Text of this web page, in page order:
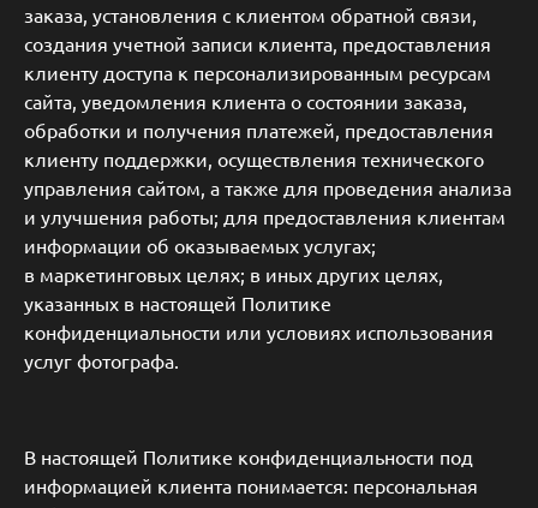
заказа, установления с клиентом обратной связи,
создания учетной записи клиента, предоставления
клиенту доступа к персонализированным ресурсам
сайта, уведомления клиента о состоянии заказа,
обработки и получения платежей, предоставления
клиенту поддержки, осуществления технического
управления сайтом, а также для проведения анализа
и улучшения работы; для предоставления клиентам
информации об оказываемых услугах;
в маркетинговых целях; в иных других целях,
указанных в настоящей Политике
конфиденциальности или условиях использования
услуг фотографа.
В настоящей Политике конфиденциальности под
информацией клиента понимается: персональная